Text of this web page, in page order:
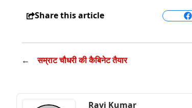
Share this article
← सम्राट चौधरी की कैबिनेट तैयार
Ravi Kumar